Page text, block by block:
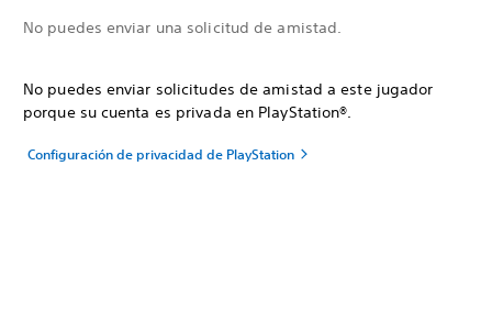
No puedes enviar una solicitud de amistad.
No puedes enviar solicitudes de amistad a este jugador
porque su cuenta es privada en PlayStation®.
Configuración de privacidad de PlayStation